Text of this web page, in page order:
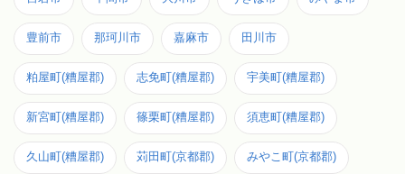
豊前市 那珂川市 嘉麻市 田川市
粕屋町(糟屋郡) 志免町(糟屋郡) 宇美町(糟屋郡)
新宮町(糟屋郡) 篠栗町(糟屋郡) 須恵町(糟屋郡)
久山町(糟屋郡) 苅田町(京都郡) みやこ町(京都郡)